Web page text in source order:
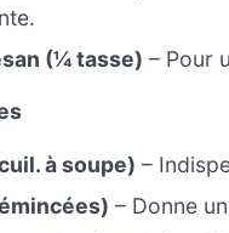
(¼ tasse) – Pour
à soupe) –
– Donne